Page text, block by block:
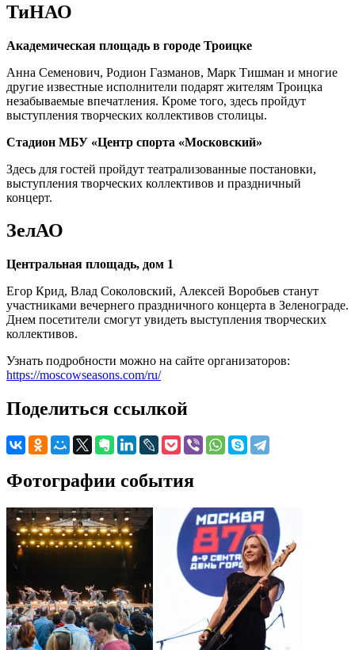
ТиНАО
Академическая площадь в городе Троицке
Анна Семенович, Родион Газманов, Марк Тишман и многие
другие известные исполнители подарят жителям Троицка
незабываемые впечатления. Кроме того, здесь пройдут
выступления творческих коллективов столицы.
Стадион МБУ «Центр спорта «Московский»
Здесь для гостей пройдут театрализованные постановки,
выступления творческих коллективов и праздничный
концерт.
ЗелАО
Центральная площадь, дом 1
Егор Крид, Влад Соколовский, Алексей Воробьев станут
участниками вечернего праздничного концерта в Зеленограде.
Днем посетители смогут увидеть выступления творческих
коллективов.
Узнать подробности можно на сайте организаторов:
https://moscowseasons.com/ru/
Поделиться ссылкой
Фотографии события